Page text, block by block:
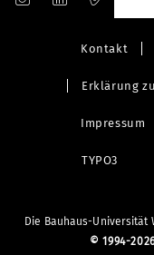
Kontakt
Erklärung
Impressum
TYPO3
Die Bauhaus-Universität
© 1994-